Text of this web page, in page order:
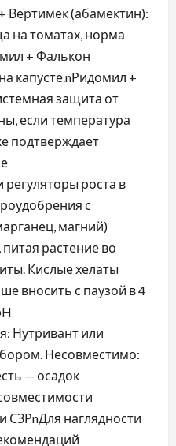
Вертимек (абамектин):
на томатах, норма
+ Фалькон
капусте.nРидомил +
защита от
если температура
подтверждает
регуляторы роста в
с
магний)
растение во
Кислые хелаты
вносить с паузой в 4
Нутривант или
Несовместимо:
— осадок
наглядности